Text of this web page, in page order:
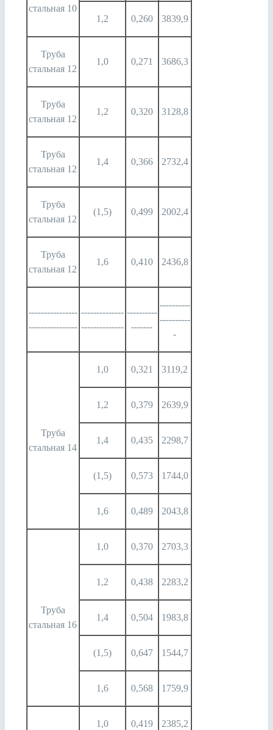
стальная 10
1,2 0,260 3839,9
Труба
стальная 12
1,0 0,271 3686,3
Труба
стальная 12
1,2 0,320 3128,8
Труба
стальная 12
1,4 0,366 2732,4
Труба
стальная 12
(1,5) 0,499 2002,4
Труба
стальная 12
1,6 0,410 2436,8
----------------
----------------
--------------
--------------
----------
-------
----------
----------
-
Труба
стальная 14
1,0 0,321 3119,2
1,2 0,379 2639,9
1,4 0,435 2298,7
(1,5) 0,573 1744,0
1,6 0,489 2043,8
Труба
стальная 16
1,0 0,370 2703,3
1,2 0,438 2283,2
1,4 0,504 1983,8
(1,5) 0,647 1544,7
1,6 0,568 1759,9
1,0 0,419 2385,2